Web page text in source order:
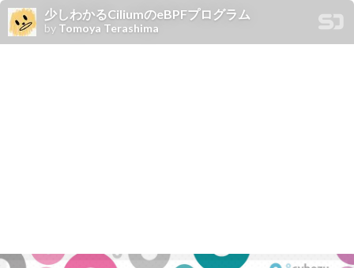
少しわかるCiliumのeBPFプログラム
by Tomoya Terashima